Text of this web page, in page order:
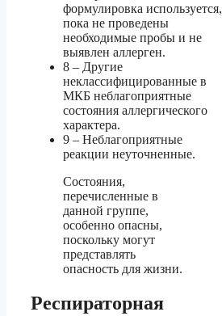
формулировка используется,
пока не проведены
необходимые пробы и не
выявлен аллерген.
8 – Другие
неклассифицированные в
МКБ неблагоприятные
состояния аллергического
характера.
9 – Неблагоприятные
реакции неуточненные.
Состояния,
перечисленные в
данной группе,
особенно опасны,
поскольку могут
представлять
опасность для жизни.
Респираторная